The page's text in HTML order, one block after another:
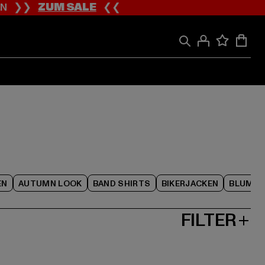
❯❯ZUM SALE❮❮
AUTUMN LOOK BAND SHIRTS BIKERJACKEN
FILTER